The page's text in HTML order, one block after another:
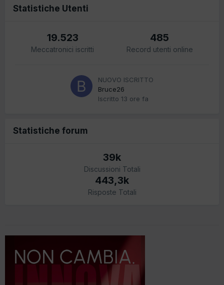
Statistiche Utenti
19.523
Meccatronici iscritti
485
Record utenti online
NUOVO ISCRITTO
Bruce26
Iscritto 13 ore fa
Statistiche forum
39k
Discussioni Totali
443,3k
Risposte Totali